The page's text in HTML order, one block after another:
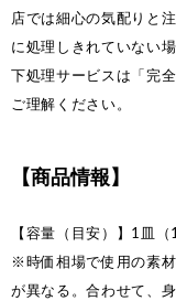
店では細心の気配りと
に処理しきれていない
下処理サービスは「完
ご理解ください。
【商品情報】
【容量（目安）】1皿（
※時価相場で使用の素
が異なる。合わせて、